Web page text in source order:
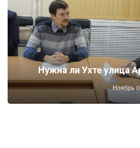
Нужна ли Ухте улица
Ноябрь